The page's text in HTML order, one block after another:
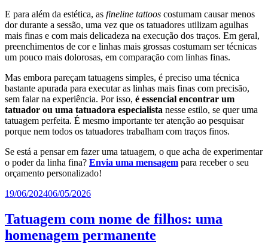
E para além da estética, as fineline tattoos costumam causar menos
dor durante a sessão, uma vez que os tatuadores utilizam agulhas
mais finas e com mais delicadeza na execução dos traços. Em geral,
preenchimentos de cor e linhas mais grossas costumam ser técnicas
um pouco mais dolorosas, em comparação com linhas finas.
Mas embora pareçam tatuagens simples, é preciso uma técnica
bastante apurada para executar as linhas mais finas com precisão,
sem falar na experiência. Por isso, é essencial encontrar um
tatuador ou uma tatuadora especialista nesse estilo, se quer uma
tatuagem perfeita. É mesmo importante ter atenção ao pesquisar
porque nem todos os tatuadores trabalham com traços finos.
Se está a pensar em fazer uma tatuagem, o que acha de experimentar
o poder da linha fina? Envia uma mensagem para receber o seu
orçamento personalizado!
Publicado
19/06/202406/05/2026
Tatuagem com nome de filhos: uma
homenagem permanente